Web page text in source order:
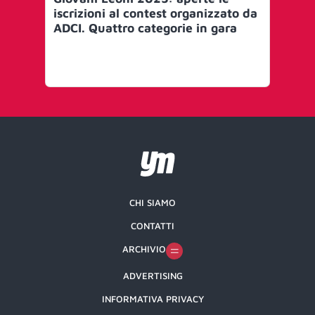
iscrizioni al contest organizzato da
ADCI. Quattro categorie in gara
CHI SIAMO
CONTATTI
ARCHIVIO
ADVERTISING
INFORMATIVA PRIVACY